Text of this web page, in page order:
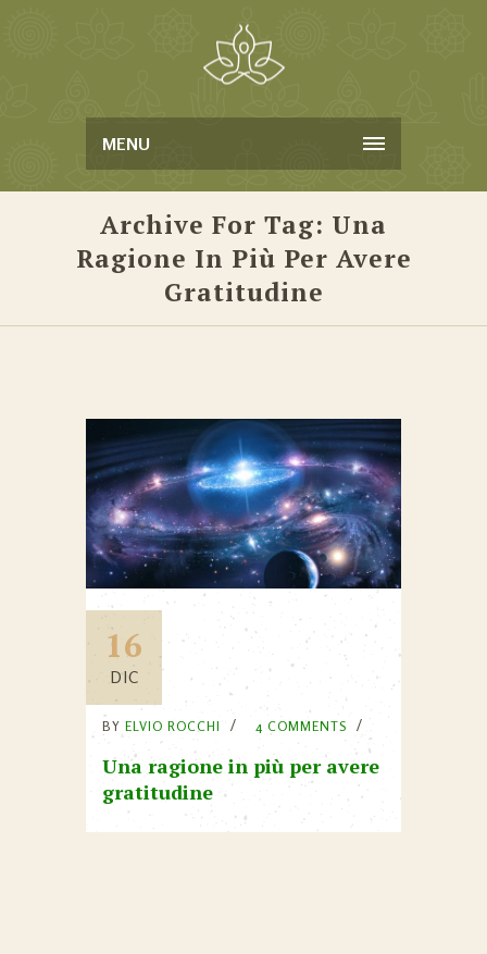
MENU
Archive For Tag: Una
Ragione In Più Per Avere
Gratitudine
16
DIC
BY ELVIO ROCCHI 4 COMMENTS
Una ragione in più per avere
gratitudine